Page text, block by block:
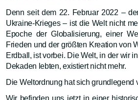
Denn seit dem 22. Februar 2022 –
Ukraine-Krieges – ist die Welt nicht
Epoche der Globalisierung, einer
Frieden und der größten Kreation von
Erdball, ist vorbei. Die Welt, in der wir
Dekaden lebten, existiert nicht mehr.
Die Weltordnung hat sich grundlegend
Wir befinden uns jetzt in einer